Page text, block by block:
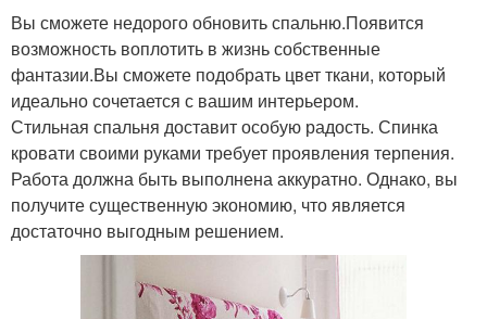
Вы сможете недорого обновить спальню.Появится
возможность воплотить в жизнь собственные
фантазии.Вы сможете подобрать цвет ткани, который
идеально сочетается с вашим интерьером.
Стильная спальня доставит особую радость. Спинка
кровати своими руками требует проявления терпения.
Работа должна быть выполнена аккуратно. Однако, вы
получите существенную экономию, что является
достаточно выгодным решением.